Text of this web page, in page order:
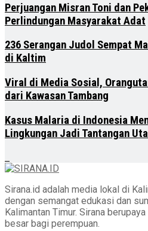
Perjuangan Misran Toni dan
Perlindungan Masyarakat Adat
236 Serangan Judol Sempat
di Kaltim
Viral di Media Sosial,
dari Kawasan Tambang
Kasus Malaria di Indonesia
Lingkungan Jadi Tantangan
Sirana.id adalah media lokal di
dengan semangat edukasi dan
Kalimantan Timur. Sirana
besar bagi perempuan.